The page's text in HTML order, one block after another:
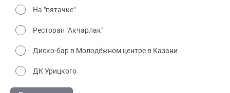
На "пятачке"
Ресторан "Акчарлак"
Диско-бар в Молодёжном центре в Казани
ДК Урицкого